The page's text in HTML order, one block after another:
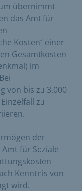
übernimmt
das Amt für
Kosten“ einer
Gesamtkosten
im
von bis zu 3.000
zu
der
für Soziale
Kenntnis von
wird.